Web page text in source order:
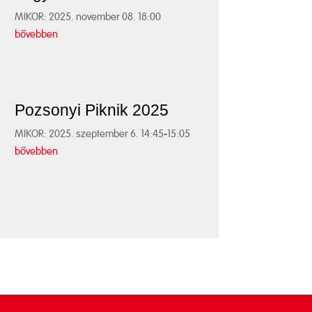
MIKOR: 2025. november 08. 18:00
bővebben
Pozsonyi Piknik 2025
MIKOR: 2025. szeptember 6. 14:45-15:05
bővebben